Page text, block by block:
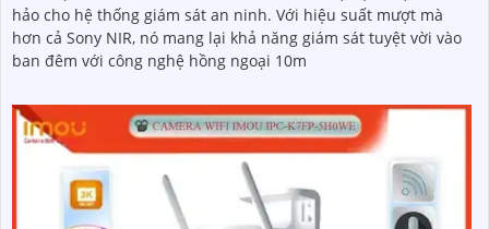
hảo cho hệ thống giám sát an ninh. Với hiệu suất mượt mà
hơn cả Sony NIR, nó mang lại khả năng giám sát tuyệt vời vào
ban đêm với công nghệ hồng ngoại 10m